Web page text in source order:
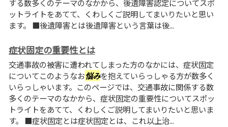
する数多くのテーマのなかから、後遺障害認定についてスポ
ットライトをあてて、くわしくご説明してまいりたいと思い
ます。 ■後遺障害とは後遺障害という言葉は後...
症状固定の重要性とは
交通事故の被害に遭われてしまった方のなかには、症状固定
についてこのようなお悩みを抱えていらっしゃる方が数多く
いらっしゃいます。このページでは、交通事故に関係する数
多くのテーマのなかから、症状固定の重要性についてスポッ
トライトをあてて、くわしくご説明してまいりたいと思いま
す。 ■症状固定とは症状固定とは、これ以上治...